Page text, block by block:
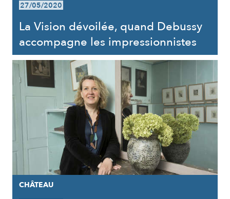
27/05/2020
La Vision dévoilée, quand Debussy
accompagne les impressionnistes
CHÂTEAU